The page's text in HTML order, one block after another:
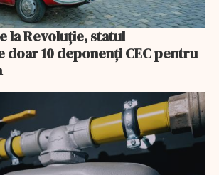
la Revoluție, statul
doar 10 deponenți CEC pentru